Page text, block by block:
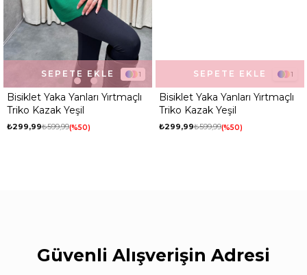
1
Bisiklet Yaka Yanları Yırtmaçlı
Triko Kazak Yeşil
₺299,99₺599,99 %50
SEPETE EKLE 1
Bisiklet Yaka Yanları Yırtmaçlı
Triko Kazak Yeşil
₺299,99₺599,99 %50
SEPETE EKLE
Güvenli Alışverişin Adresi